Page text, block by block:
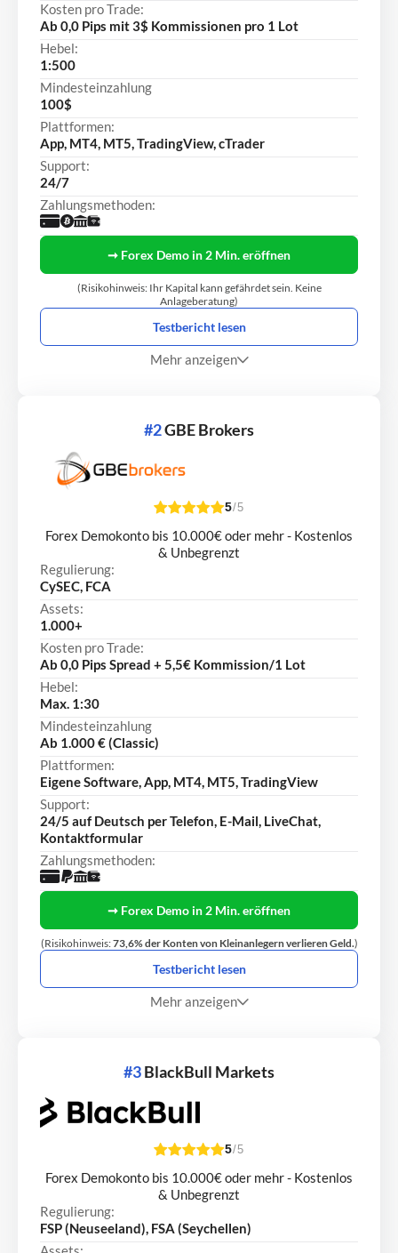
Kosten pro Trade:
Ab 0,0 Pips mit 3$ Kommissionen pro 1 Lot
Hebel:
1:500
Mindesteinzahlung
100$
Plattformen:
App, MT4, MT5, TradingView, cTrader
Support:
24/7
Zahlungsmethoden:
➞ Forex Demo in 2 Min. eröffnen
(Risikohinweis: Ihr Kapital kann gefährdet sein. Keine
Anlageberatung)
Testbericht lesen
Mehr anzeigen
#2GBE Brokers
5/5
Forex Demokonto bis 10.000€ oder mehr - Kostenlos
& Unbegrenzt
Regulierung:
CySEC, FCA
Assets:
1.000+
Kosten pro Trade:
Ab 0,0 Pips Spread + 5,5€ Kommission/1 Lot
Hebel:
Max. 1:30
Mindesteinzahlung
Ab 1.000 € (Classic)
Plattformen:
Eigene Software, App, MT4, MT5, TradingView
Support:
24/5 auf Deutsch per Telefon, E-Mail, LiveChat,
Kontaktformular
Zahlungsmethoden:
➞ Forex Demo in 2 Min. eröffnen
(Risikohinweis:73,6% der Konten von Kleinanlegern verlieren Geld.)
Testbericht lesen
Mehr anzeigen
#3BlackBull Markets
5/5
Forex Demokonto bis 10.000€ oder mehr - Kostenlos
& Unbegrenzt
Regulierung:
FSP (Neuseeland), FSA (Seychellen)